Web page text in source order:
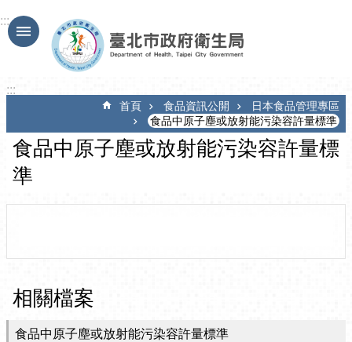
跳到主要內容區塊
:::
:::
首頁 食品資訊公開
日本食品管理專區
食品中原子塵或放射能污染容許量標準
食品中原子塵或放射能污染容許量標
準
相關檔案
食品中原子塵或放射能污染容許量標準